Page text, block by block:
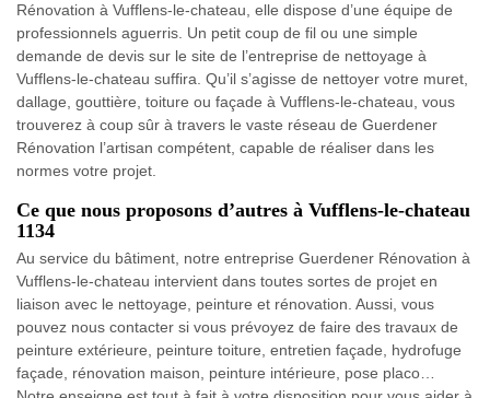
Rénovation à Vufflens-le-chateau, elle dispose d’une équipe de
professionnels aguerris. Un petit coup de fil ou une simple
demande de devis sur le site de l’entreprise de nettoyage à
Vufflens-le-chateau suffira. Qu’il s’agisse de nettoyer votre muret,
dallage, gouttière, toiture ou façade à Vufflens-le-chateau, vous
trouverez à coup sûr à travers le vaste réseau de Guerdener
Rénovation l’artisan compétent, capable de réaliser dans les
normes votre projet.
Ce que nous proposons d’autres à Vufflens-le-chateau
1134
Au service du bâtiment, notre entreprise Guerdener Rénovation à
Vufflens-le-chateau intervient dans toutes sortes de projet en
liaison avec le nettoyage, peinture et rénovation. Aussi, vous
pouvez nous contacter si vous prévoyez de faire des travaux de
peinture extérieure, peinture toiture, entretien façade, hydrofuge
façade, rénovation maison, peinture intérieure, pose placo…